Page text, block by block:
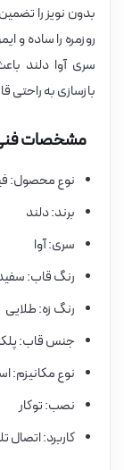
بدون نویز را
روزمره را ساده و
سری آوا دلند
بازسازی به راحتی
مشخصات
نوع محصول:
برند: دلند
سری: آوا
رنگ قاب:
رنگ زه: طلایی
جنس قاب:
نوع مکانیزم:
نصب: توکار
کاربرد: اتصال